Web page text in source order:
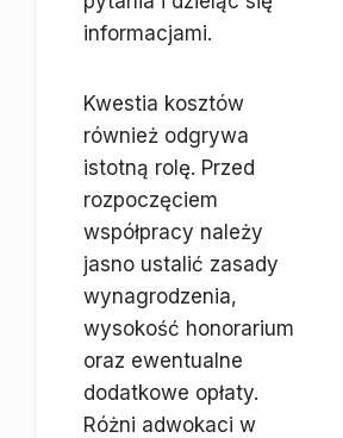
informacjami.
Kwestia kosztów
również odgrywa
istotną rolę. Przed
rozpoczęciem
współpracy należy
jasno ustalić zasady
wynagrodzenia,
wysokość honorarium
oraz ewentualne
dodatkowe opłaty.
Różni adwokaci w